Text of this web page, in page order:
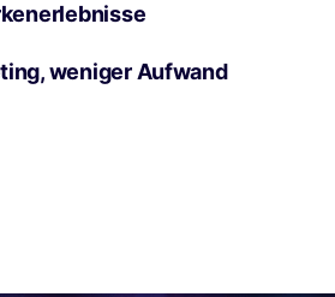
weniger Aufwand